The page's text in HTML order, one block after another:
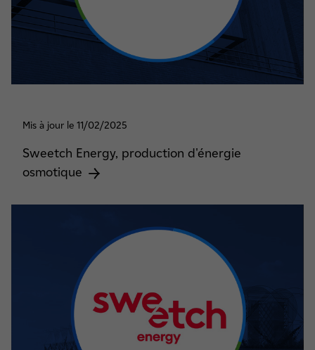
Mis à jour le 11/02/2025
Sweetch Energy, production d'énergie
osmotique